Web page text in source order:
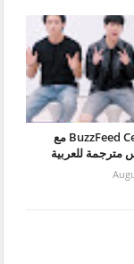
مقابلة BuzzFeed Celeb مع
مترجمة للعربية